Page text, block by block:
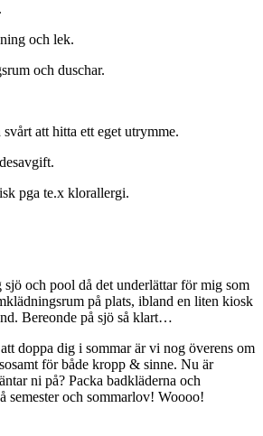
och lek.
och duschar.
att hitta ett eget utrymme.
pga te.x klorallergi.
sjö och pool då det underlättar för mig som
på plats, ibland en liten kiosk
Bereonde på sjö så klart…
doppa dig i sommar är vi nog överens om
för både kropp & sinne. Nu är
ni på? Packa badkläderna och
semester och sommarlov! Woooo!